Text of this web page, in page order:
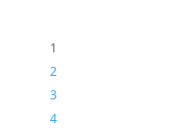
1
2
3
4